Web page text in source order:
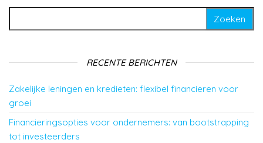
RECENTE BERICHTEN
Zakelijke leningen en kredieten: flexibel financieren voor
groei
Financieringsopties voor ondernemers: van bootstrapping
tot investeerders